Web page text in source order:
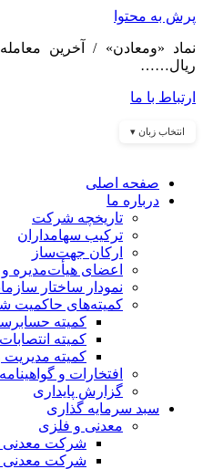
پرش به محتوا
ریال……
ارتباط با ما
انتخاب زبان ▾
صفحه اصلی
درباره ما
تاریخچه شرکت
ترکیب سهامداران
ارکان جهت‌ساز
اعضای هیأت‌مدیره و
نمودار ساختار
کمیته‌های حاکمیت
کمیته
کمیته انتصابات
کمیته
افتخارات و
گزارش پایداری
سبد سرمایه گذاری
معدنی و فلزی
شرکت معدنی
شرکت معدنی